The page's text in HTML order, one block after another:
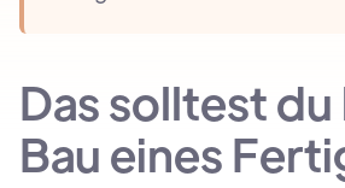
Das solltest
Bau eines